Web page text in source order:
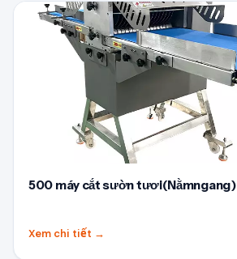
500 máy cắt sườn tươi(Nằmngang)
Xem chi tiết →